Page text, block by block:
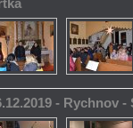
- Rychnov